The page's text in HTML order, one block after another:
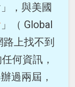
，與美國
」（ Global
上找不到
何資訊，
過兩屆，